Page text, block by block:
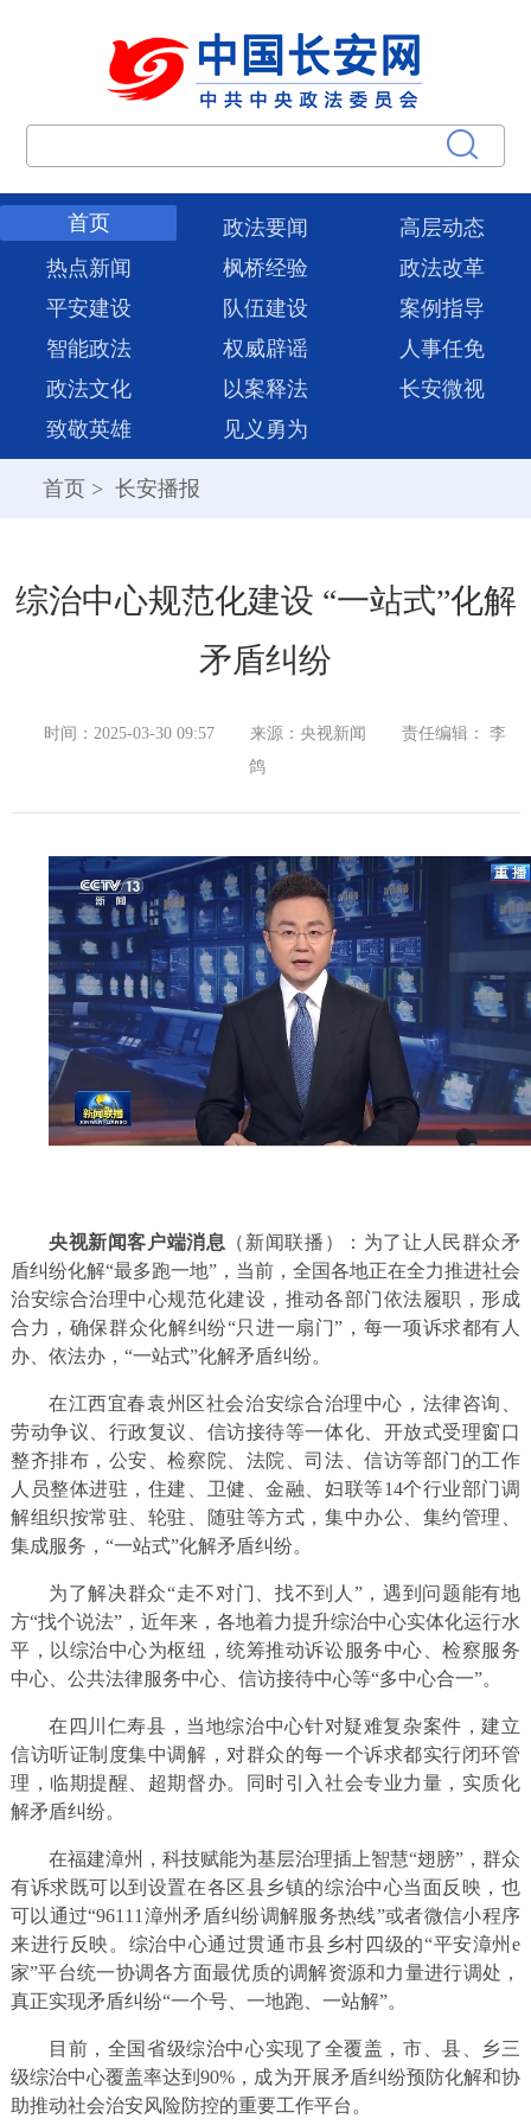
首页 政法要闻
高层动态
热点新闻
枫桥经验
政法改革
平安建设
队伍建设
案例指导
智能政法
权威辟谣
人事任免
政法文化
以案释法
长安微视
致敬英雄
见义勇为
首页 > 长安播报
综治中心规范化建设 “一站式”化解
矛盾纠纷
时间：2025-03-30 09:57 来源：央视新闻
责任编辑： 李
鸽
央视新闻客户端消息 （新闻联播）：为了让人民群众矛
盾纠纷化解“最多跑一地”，当前，全国各地正在全力推进社会
治安综合治理中心规范化建设，推动各部门依法履职，形成
合力，确保群众化解纠纷“只进一扇门”，每一项诉求都有人
办、依法办，“一站式”化解矛盾纠纷。
在江西宜春袁州区社会治安综合治理中心，法律咨询、
劳动争议、行政复议、信访接待等一体化、开放式受理窗口
整齐排布，公安、检察院、法院、司法、信访等部门的工作
人员整体进驻，住建、卫健、金融、妇联等14个行业部门调
解组织按常驻、轮驻、随驻等方式，集中办公、集约管理、
集成服务，“一站式”化解矛盾纠纷。
为了解决群众“走不对门、找不到人”，遇到问题能有地
方“找个说法”，近年来，各地着力提升综治中心实体化运行水
平，以综治中心为枢纽，统筹推动诉讼服务中心、检察服务
中心、公共法律服务中心、信访接待中心等“多中心合一”。
在四川仁寿县，当地综治中心针对疑难复杂案件，建立
信访听证制度集中调解，对群众的每一个诉求都实行闭环管
理，临期提醒、超期督办。同时引入社会专业力量，实质化
解矛盾纠纷。
在福建漳州，科技赋能为基层治理插上智慧“翅膀”，群众
有诉求既可以到设置在各区县乡镇的综治中心当面反映，也
可以通过“96111漳州矛盾纠纷调解服务热线”或者微信小程序
来进行反映。综治中心通过贯通市县乡村四级的“平安漳州e
家”平台统一协调各方面最优质的调解资源和力量进行调处，
真正实现矛盾纠纷“一个号、一地跑、一站解”。
目前，全国省级综治中心实现了全覆盖，市、县、乡三
级综治中心覆盖率达到90%，成为开展矛盾纠纷预防化解和协
助推动社会治安风险防控的重要工作平台。